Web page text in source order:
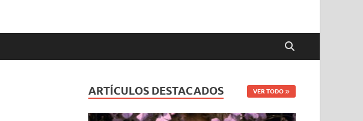
ARTÍCULOS DESTACADOS VER TODO